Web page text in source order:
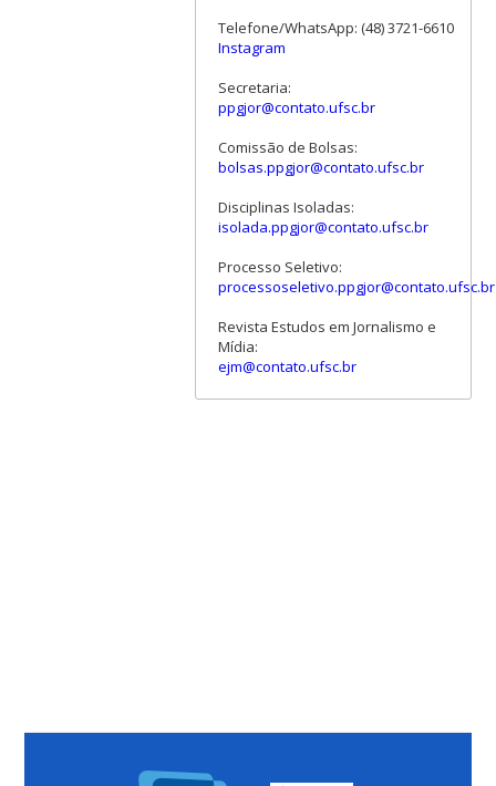
Telefone/WhatsApp: (48) 3721-6610
Instagram
Secretaria:
ppgjor@contato.ufsc.br
Comissão de Bolsas:
bolsas.ppgjor@contato.ufsc.br
Disciplinas Isoladas:
isolada.ppgjor@contato.ufsc.br
Processo Seletivo:
processoseletivo.ppgjor@contato.ufsc.br
Revista Estudos em Jornalismo e
Mídia:
ejm@contato.ufsc.br